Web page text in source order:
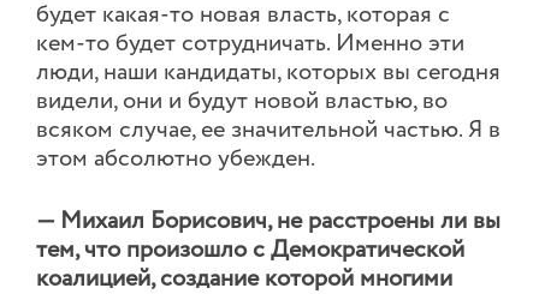
будет какая-то новая власть, которая с
кем-то будет сотрудничать. Именно эти
люди, наши кандидаты, которых вы сегодня
видели, они и будут новой властью, во
всяком случае, ее значительной частью. Я в
этом абсолютно убежден.
— Михаил Борисович, не расстроены ли вы
тем, что произошло с Демократической
коалицией, создание которой многими